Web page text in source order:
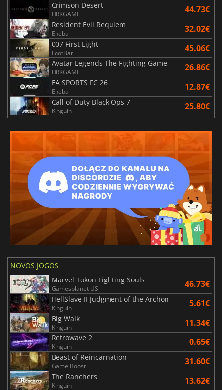
Crimson Desert
HRKGAME 44.73€
Resident Evil Requiem
Eneba 32.02€
007 First Light
LootBar 45.06€
Avatar Legends The Fighting Game
HRKGAME 26.86€
EA SPORTS FC 26
Eneba 12.87€
Call of Duty Black Ops 7
Kinguin 25.80€
NOVOS JOGOS
Marvel Tokon Fighting Souls
Gamesplanet US 46.73€
HellSlave II Judgment of the Archon
Kinguin 5.61€
Big Walk
Kinguin 11.34€
Retrowave 2
Kinguin 0.65€
Beast of Reincarnation
Game Boost 31.60€
The Ranchers
Kinguin 13.62€